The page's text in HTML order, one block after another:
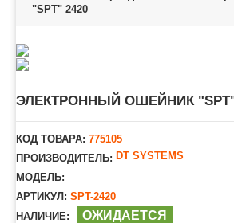
"SPT" 2420
ЭЛЕКТРОННЫЙ ОШЕЙНИК "SPT"
КОД ТОВАРА: 775105
ПРОИЗВОДИТЕЛЬ: DT SYSTEMS
МОДЕЛЬ:
АРТИКУЛ: SPT-2420
НАЛИЧИЕ:
ОЖИДАЕТСЯ